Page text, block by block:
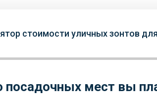
стоимости уличных зонтов
посадочных мест вы